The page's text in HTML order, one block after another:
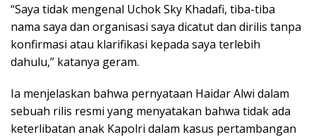
“Saya tidak mengenal Uchok Sky Khadafi, tiba-tiba
nama saya dan organisasi saya dicatut dan dirilis tanpa
konfirmasi atau klarifikasi kepada saya terlebih
dahulu,” katanya geram.
Ia menjelaskan bahwa pernyataan Haidar Alwi dalam
sebuah rilis resmi yang menyatakan bahwa tidak ada
keterlibatan anak Kapolri dalam kasus pertambangan